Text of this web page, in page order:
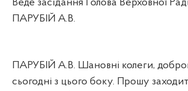
Веде засідання Голова Верховної
ПАРУБІЙ А.В.
ПАРУБІЙ А.В. Шановні колеги,
сьогодні з цього боку. Прошу